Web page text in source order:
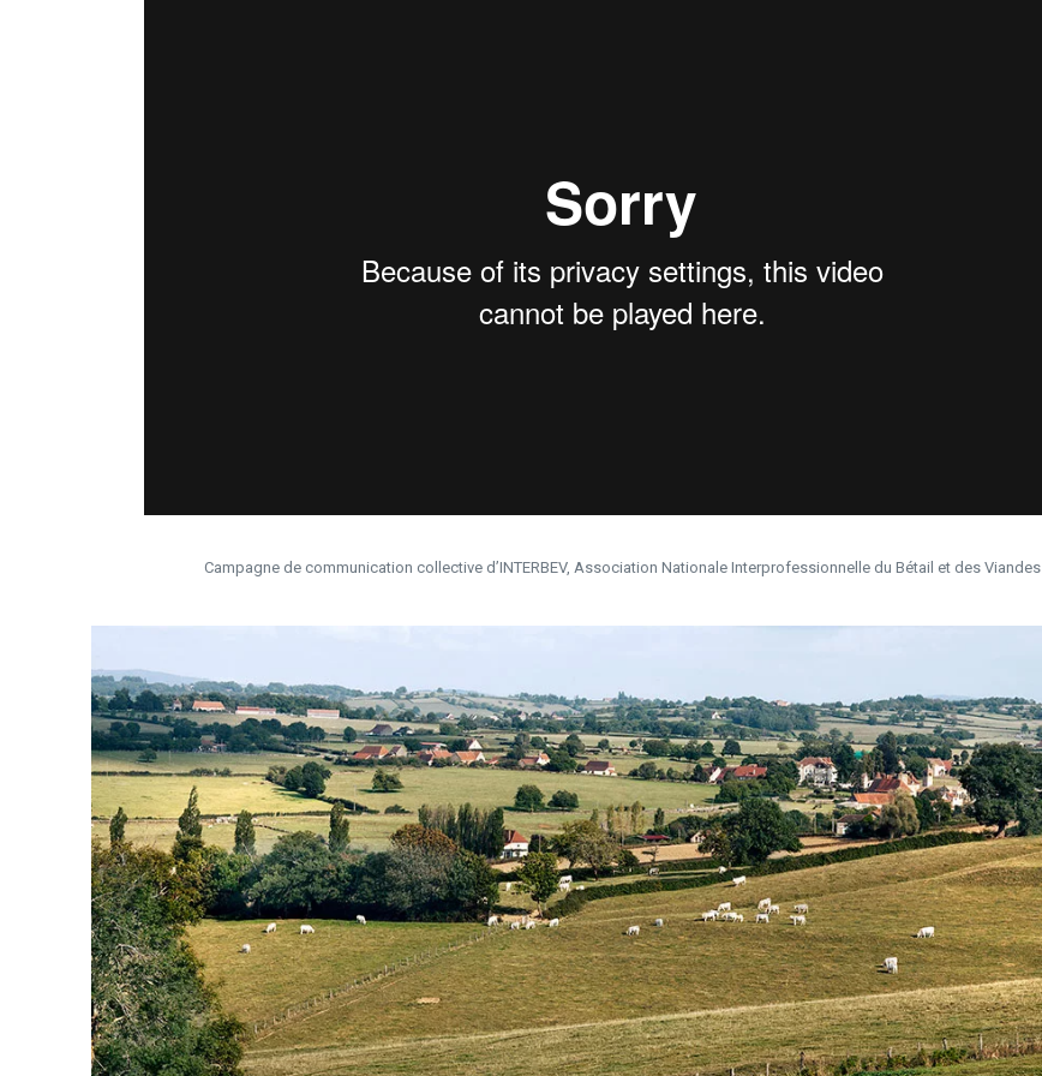
Campagne de communication collective d’INTERBEV, Association Nationale Interprofessionnelle du Bétail et des Viandes